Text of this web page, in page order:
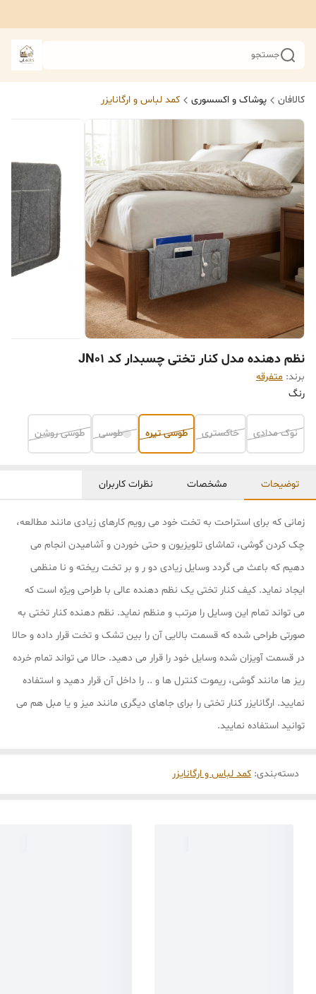
جستجو
کالافان پوشاک و اکسسوری کمد لباس و ارگانایزر
نظم دهنده مدل کنار تختی چسبدار کد JN01
برند: متفرقه
رنگ
نوک مدادی خاکستری طوسی تیره طوسی طوسی روشن
توضیحات مشخصات نظرات کاربران
زمانی که برای استراحت به تخت خود می رویم کارهای زیادی مانند مطالعه،
چک کردن گوشی، تماشای تلویزیون و حتی خوردن و آشامیدن انجام می
دهیم که باعث می گردد وسایل زیادی دو ر و بر تخت ریخته و نا منظمی
ایجاد نماید. کیف کنار تختی یک نظم دهنده عالی با طراحی ویژه است که
می تواند تمام این وسایل را مرتب و منظم نماید. نظم دهنده کنار تختی به
صورتی طراحی شده که قسمت بالایی آن را بین تشک و تخت قرار داده و حالا
در قسمت آویزان شده وسایل خود را قرار می دهید. حالا می تواند تمام خرده
ریز ها مانند گوشی، ریموت کنترل ها و .. را داخل آن قرار دهید و استفاده
نمایید. ارگانایزر کنار تختی را برای جاهای دیگری مانند میز و یا مبل هم می
توانید استفاده نمایید.
دسته‌بندی: کمد لباس و ارگانایزر